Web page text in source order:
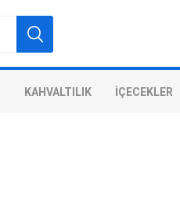
KAHVALTILIK İÇECEKLER